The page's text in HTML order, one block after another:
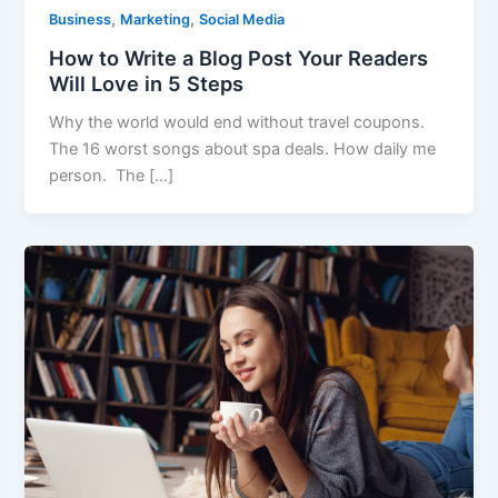
Business, Marketing,Social Media
How to Write a Blog Post Your Readers
Will Love in 5 Steps
Why the world would end without travel coupons.
The 16 worst songs about spa deals. How daily me
person. The […]